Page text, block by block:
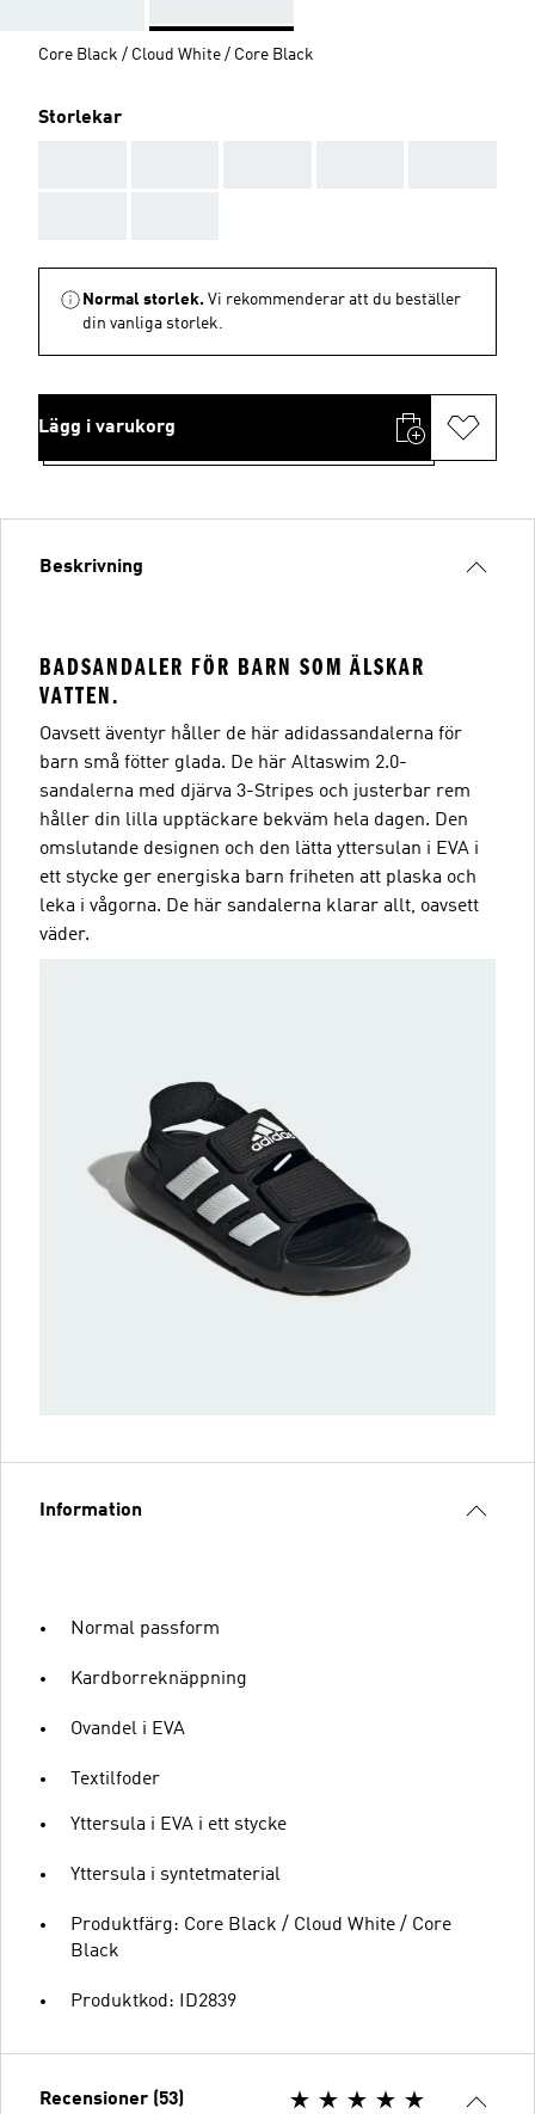
Core Black / Cloud White / Core Black
Storlekar
Normal storlek. Vi rekommenderar att du beställer
din vanliga storlek.
Lägg i varukorg
Beskrivning
BADSANDALER FÖR BARN SOM ÄLSKAR
VATTEN.
Oavsett äventyr håller de här adidassandalerna för
barn små fötter glada. De här Altaswim 2.0-
sandalerna med djärva 3-Stripes och justerbar rem
håller din lilla upptäckare bekväm hela dagen. Den
omslutande designen och den lätta yttersulan i EVA i
ett stycke ger energiska barn friheten att plaska och
leka i vågorna. De här sandalerna klarar allt, oavsett
väder.
Information
Normal passform
Kardborreknäppning
Ovandel i EVA
Textilfoder
Yttersula i EVA i ett stycke
Yttersula i syntetmaterial
Produktfärg: Core Black / Cloud White / Core
Black
Produktkod: ID2839
Recensioner (53)